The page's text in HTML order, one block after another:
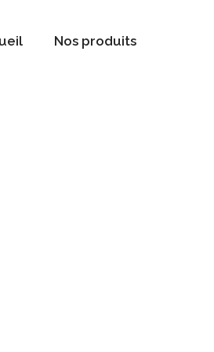
Nos produits